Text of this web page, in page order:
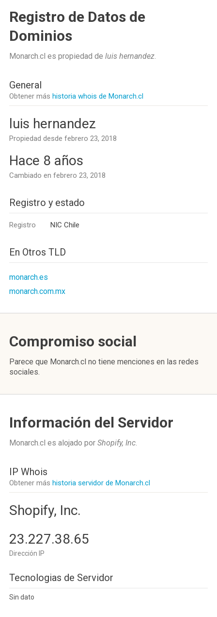
Registro de Datos de
Dominios
Monarch.cl es propiedad de luis hernandez.
General
Obtener más historia whois de Monarch.cl
luis hernandez
Propiedad desde febrero 23, 2018
Hace 8 años
Cambiado en febrero 23, 2018
Registro y estado
Registro NIC Chile
En Otros TLD
monarch.es
monarch.com.mx
Compromiso social
Parece que Monarch.cl no tiene menciones en las redes
sociales.
Información del Servidor
Monarch.cl es alojado por Shopify, Inc.
IP Whois
Obtener más historia servidor de Monarch.cl
Shopify, Inc.
23.227.38.65
Dirección IP
Tecnologias de Servidor
Sin dato